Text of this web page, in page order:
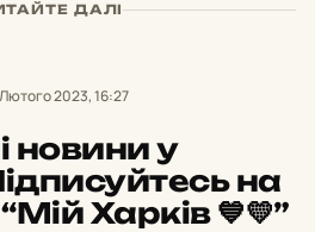
ДАЛІ
2023, 16:27
новини у
на
Харків 💙💛”